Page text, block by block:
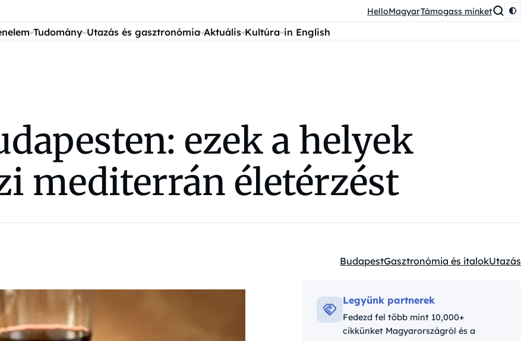
HelloMagyarTámogass minket
Tudomány Utazás és gasztronómia Aktuális Kultúra in English
ezek a helyek
mediterrán életérzést
Kategóriák:
BudapestGasztronómia és italokUtazás
Legyünk partnerek
Fedezd fel több mint 10,000+
cikkünket Magyarországról és a